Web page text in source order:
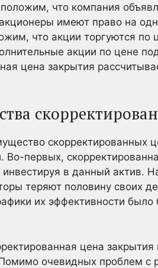
что компания
имеют право на
что акции торгуются
акции по цене
цена закрытия
скорректированных
Во-первых,
инвестируя в данный актив.
теряют половину своих
их эффективности
цена
очевидных проблем с